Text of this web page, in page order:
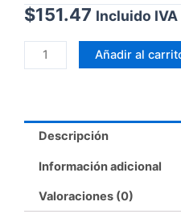
$151.47 Incluido IVA
Añadir al
Descripción
Información adicional
Valoraciones (0)